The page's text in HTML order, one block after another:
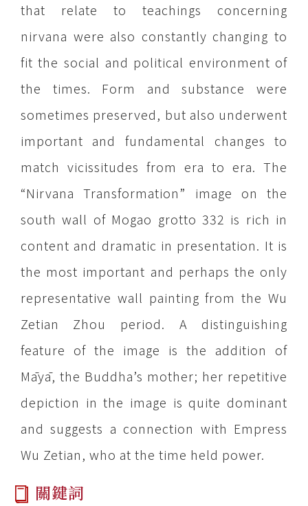
that relate to teachings concerning
nirvana were also constantly changing to
fit the social and political environment of
the times. Form and substance were
sometimes preserved, but also underwent
important and fundamental changes to
match vicissitudes from era to era. The
“Nirvana Transformation” image on the
south wall of Mogao grotto 332 is rich in
content and dramatic in presentation. It is
the most important and perhaps the only
representative wall painting from the Wu
Zetian Zhou period. A distinguishing
feature of the image is the addition of
Māyā, the Buddha’s mother; her repetitive
depiction in the image is quite dominant
and suggests a connection with Empress
Wu Zetian, who at the time held power.
關鍵詞